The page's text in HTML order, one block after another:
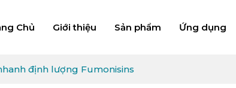
Chủ Giới thiệu Sản phẩm Ứng dụng
định lượng Fumonisins